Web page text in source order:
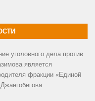
уголовного дела против
является
фракции «Единой